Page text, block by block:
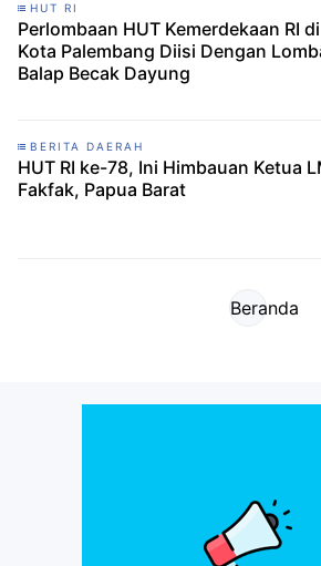
HUT RI
Perlombaan HUT Kemerdekaan RI di
Kota Palembang Diisi Dengan
Balap Becak Dayung
BERITA DAERAH
HUT RI ke-78, Ini Himbauan Ketua
Fakfak, Papua Barat
Beranda